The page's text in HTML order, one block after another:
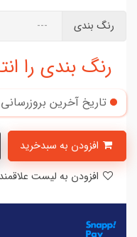
رنگ بندی
رنگ بندی را
تاریخ آخرین